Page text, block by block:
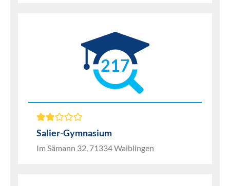
217
Salier-Gymnasium
Im Sämann 32, 71334 Waiblingen